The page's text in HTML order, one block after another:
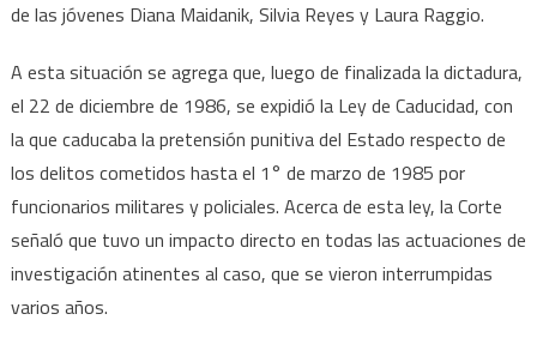
de las jóvenes Diana Maidanik, Silvia Reyes y Laura Raggio.
A esta situación se agrega que, luego de finalizada la dictadura,
el 22 de diciembre de 1986, se expidió la Ley de Caducidad, con
la que caducaba la pretensión punitiva del Estado respecto de
los delitos cometidos hasta el 1° de marzo de 1985 por
funcionarios militares y policiales. Acerca de esta ley, la Corte
señaló que tuvo un impacto directo en todas las actuaciones de
investigación atinentes al caso, que se vieron interrumpidas
varios años.